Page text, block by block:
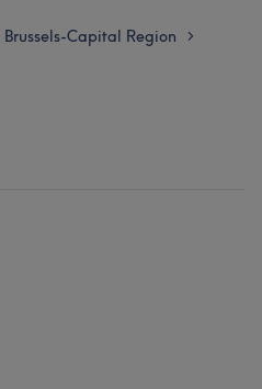
Brussels-Capital Region >